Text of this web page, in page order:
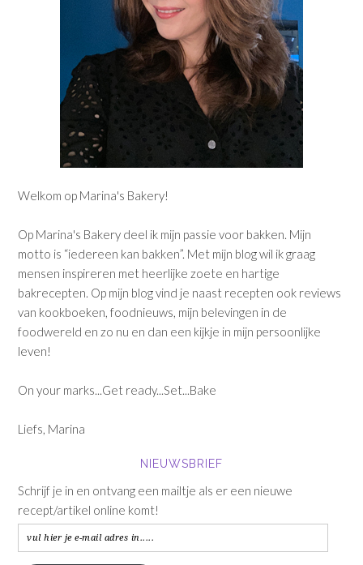
Welkom op Marina's Bakery!
Op Marina's Bakery deel ik mijn passie voor bakken. Mijn
motto is “iedereen kan bakken”. Met mijn blog wil ik graag
mensen inspireren met heerlijke zoete en hartige
bakrecepten. Op mijn blog vind je naast recepten ook reviews
van kookboeken, foodnieuws, mijn belevingen in de
foodwereld en zo nu en dan een kijkje in mijn persoonlijke
leven!
On your marks...Get ready...Set...Bake
Liefs, Marina
NIEUWSBRIEF
Schrijf je in en ontvang een mailtje als er een nieuwe
recept/artikel online komt!
vul
hier